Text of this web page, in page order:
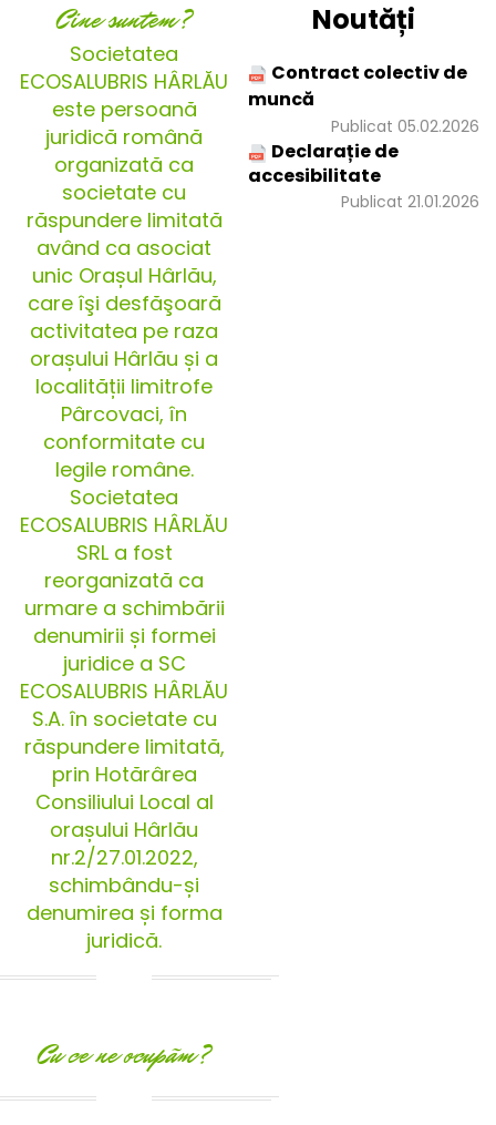
Cine suntem?
Societatea
ECOSALUBRIS HÂRLĂU
este persoană
juridică română
organizată ca
societate cu
răspundere limitată
având ca asociat
unic Orașul Hârlău,
care îşi desfăşoară
activitatea pe raza
orașului Hârlău și a
localității limitrofe
Pârcovaci, în
conformitate cu
legile române.
Societatea
ECOSALUBRIS HÂRLĂU
SRL a fost
reorganizată ca
urmare a schimbării
denumirii și formei
juridice a SC
ECOSALUBRIS HÂRLĂU
S.A. în societate cu
răspundere limitată,
prin Hotărârea
Consiliului Local al
orașului Hârlău
nr.2/27.01.2022,
schimbându-și
denumirea și forma
juridică.
Cu ce ne ocupãm?
Noutăți
Contract colectiv de
muncă
Publicat 05.02.2026
Declarație de
accesibilitate
Publicat 21.01.2026